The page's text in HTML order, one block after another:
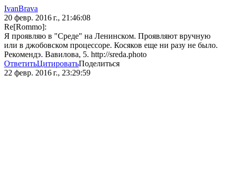
IvanBrava
20 февр. 2016 г., 21:46:08
Re[Rommo]:
Я проявляю в "Среде" на Ленинском. Проявляют вручную
или в джобовском процессоре. Косяков еще ни разу не было.
Рекомендэ. Вавилова, 5. http://sreda.photo
ОтветитьЦитироватьПоделиться
22 февр. 2016 г., 23:29:59